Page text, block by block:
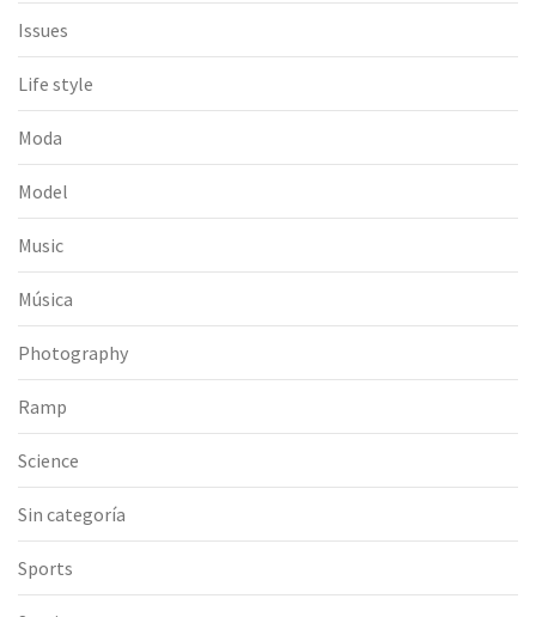
Issues
Life style
Moda
Model
Music
Música
Photography
Ramp
Science
Sin categoría
Sports